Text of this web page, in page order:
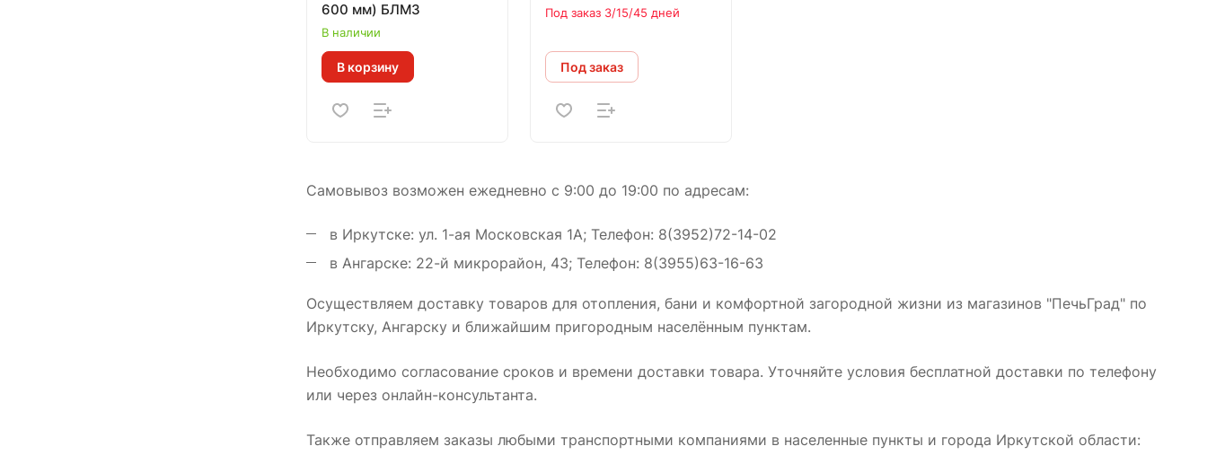
600 мм) БЛМЗ
В наличии
В корзину
Под заказ 3/15/45 дней
Под заказ
Самовывоз возможен ежедневно с 9:00 до 19:00 по адресам:
в Иркутске: ул. 1-ая Московская 1А; Телефон: 8(3952)72-14-02
в Ангарске: 22-й микрорайон, 43; Телефон: 8(3955)63-16-63
Осуществляем доставку товаров для отопления, бани и комфортной загородной жизни из магазинов "ПечьГрад" по
Иркутску, Ангарску и ближайшим пригородным населённым пунктам.
Необходимо согласование сроков и времени доставки товара. Уточняйте условия бесплатной доставки по телефону
или через онлайн-консультанта.
Также отправляем заказы любыми транспортными компаниями в населенные пункты и города Иркутской области: